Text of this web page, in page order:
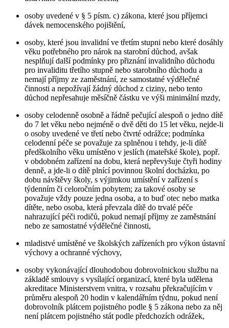
osoby uvedené v § 5 písm. c) zákona, které jsou příjemci
dávek nemocenského pojištění,
osoby, které jsou invalidní ve třetím stupni nebo které dosáhly
věku potřebného pro nárok na starobní důchod, avšak
nesplňují další podmínky pro přiznání invalidního důchodu
pro invaliditu třetího stupně nebo starobního důchodu a
nemají příjmy ze zaměstnání, ze samostatné výdělečné
činnosti a nepožívají žádný důchod z ciziny, nebo tento
důchod nepřesahuje měsíčně částku ve výši minimální mzdy,
osoby celodenně osobně a řádně pečující alespoň o jedno dítě
do 7 let věku nebo nejméně o dvě děti do 15 let věku, nejde-li
o osoby uvedené ve třetí nebo čtvrté odrážce; podmínka
celodenní péče se považuje za splněnou i tehdy, je-li dítě
předškolního věku umístěno v jeslích (mateřské škole), popř.
v obdobném zařízení na dobu, která nepřevyšuje čtyři hodiny
denně, a jde-li o dítě plnící povinnou školní docházku, po
dobu návštěvy školy, s výjimkou umístění v zařízení s
týdenním či celoročním pobytem; za takové osoby se
považuje vždy pouze jedna osoba, a to buď otec nebo matka
dítěte, nebo osoba, která převzala dítě do trvalé péče
nahrazující péči rodičů, pokud nemají příjmy ze zaměstnání
nebo ze samostatné výdělečné činnosti,
mladistvé umístěné ve školských zařízeních pro výkon ústavní
výchovy a ochranné výchovy,
osoby vykonávající dlouhodobou dobrovolnickou službu na
základě smlouvy s vysílající organizací, které byla udělena
akreditace Ministerstvem vnitra, v rozsahu překračujícím v
průměru alespoň 20 hodin v kalendářním týdnu, pokud není
dobrovolník plátcem pojistného podle § 5 zákona nebo za něj
není plátcem pojistného stát podle předchozích odrážek,